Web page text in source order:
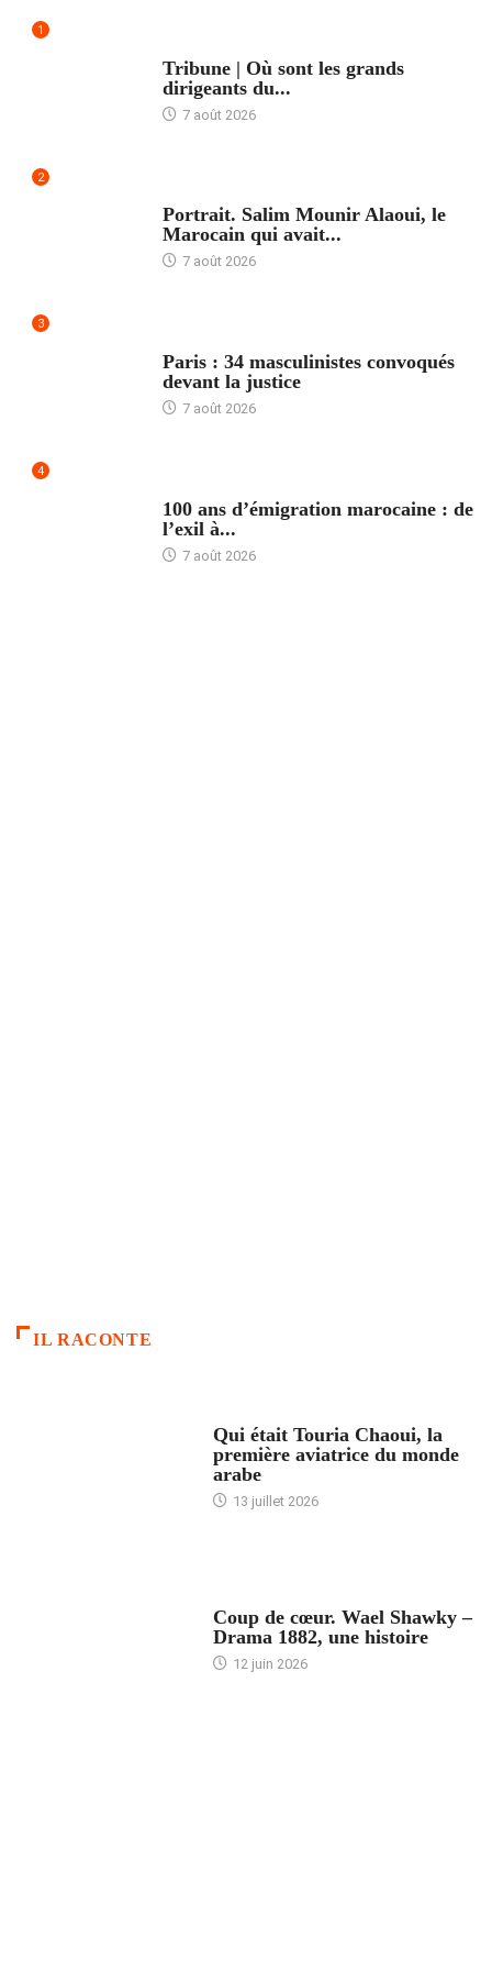
1
Tribune | Où sont les grands
dirigeants du...
7 août 2026
2
Portrait. Salim Mounir Alaoui, le
Marocain qui avait...
7 août 2026
3
Paris : 34 masculinistes convoqués
devant la justice
7 août 2026
4
100 ans d’émigration marocaine : de
l’exil à...
7 août 2026
IL RACONTE
Qui était Touria Chaoui, la
première aviatrice du monde
arabe
13 juillet 2026
Coup de cœur. Wael Shawky –
Drama 1882, une histoire
12 juin 2026